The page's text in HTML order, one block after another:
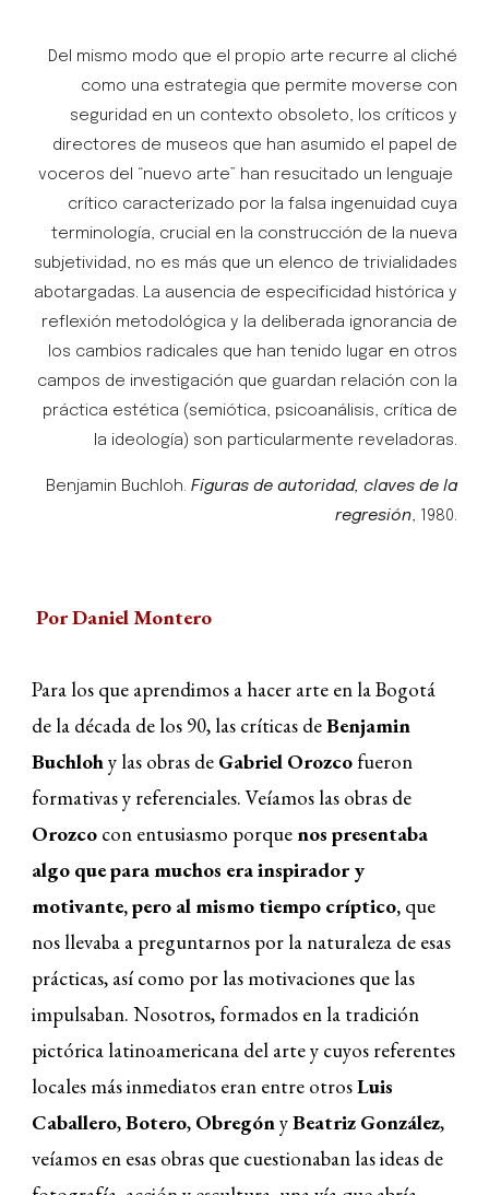
Del mismo modo que el propio arte recurre al cliché
como una estrategia que permite moverse con
seguridad en un contexto obsoleto, los críticos y
directores de museos que han asumido el papel de
voceros del “nuevo arte” han resucitado un lenguaje
crítico caracterizado por la falsa ingenuidad cuya
terminología, crucial en la construcción de la nueva
subjetividad, no es más que un elenco de trivialidades
abotargadas. La ausencia de especificidad histórica y
reflexión metodológica y la deliberada ignorancia de
los cambios radicales que han tenido lugar en otros
campos de investigación que guardan relación con la
práctica estética (semiótica, psicoanálisis, crítica de
la ideología) son particularmente reveladoras.
Benjamin Buchloh. Figuras de autoridad, claves de la
regresión, 1980.
Por Daniel Montero
Para los que aprendimos a hacer arte en la Bogotá
de la década de los 90, las críticas deBenjamin
Buchlohy las obras de Gabriel Orozco fueron
formativas y referenciales. Veíamos las obras de
Orozco con entusiasmo porque nos presentaba
algo que para muchos era inspirador y
motivante, pero al mismo tiempo críptico, que
nos llevaba a preguntarnos por la naturaleza de esas
prácticas, así como por las motivaciones que las
impulsaban. Nosotros, formados en la tradición
pictórica latinoamericana del arte y cuyos referentes
locales más inmediatos eran entre otrosLuis
Caballero,Botero, ObregónyBeatriz González,
veíamos en esas obras que cuestionaban las ideas de